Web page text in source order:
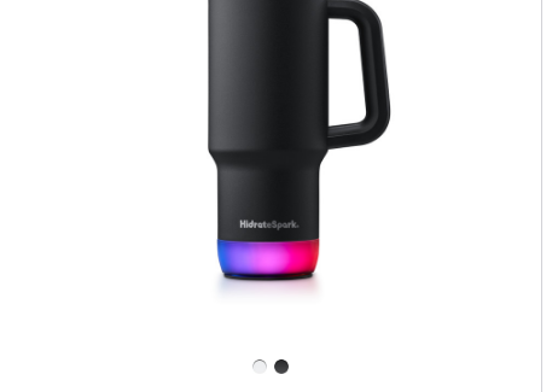
HidrateSpark
PRO
Trinkbecher
(887 ml)